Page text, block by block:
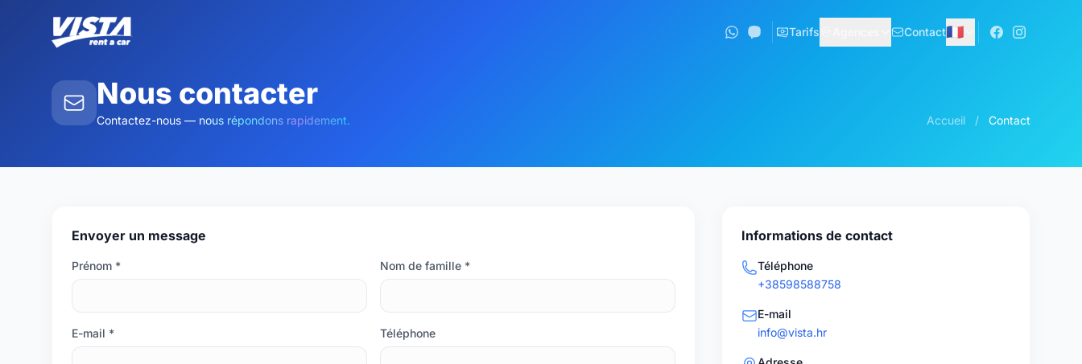
Tarifs Contact🇫🇷
Nous contacter
Contactez-nous — nous répondons rapidement. Accueil / Contact
Envoyer un message
Prénom * Nom de famille *
E-mail * Téléphone
Informations de contact
Téléphone
+38598588758
E-mail
info@vista.hr